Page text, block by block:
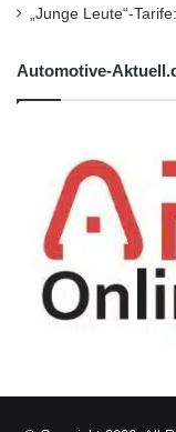
„Junge Leute“-
Automotive-